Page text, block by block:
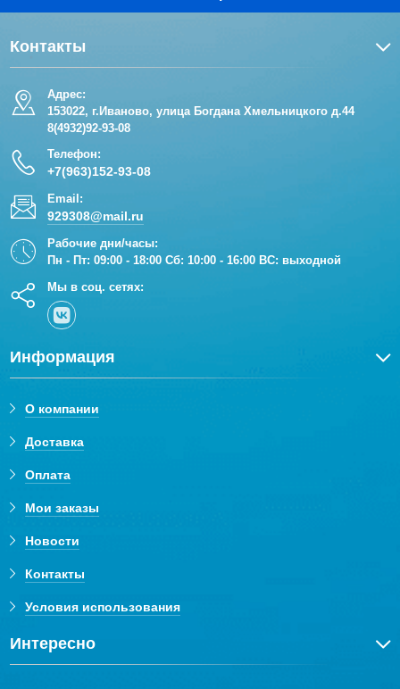
Контакты
Адрес:
153022, г.Иваново, улица Богдана Хмельницкого д.44
8(4932)92-93-08
Телефон:
+7(963)152-93-08
Email:
929308@mail.ru
Рабочие дни/часы:
Пн - Пт: 09:00 - 18:00 Сб: 10:00 - 16:00 ВС: выходной
Мы в соц. сетях:
Информация
О компании
Доставка
Оплата
Мои заказы
Новости
Контакты
Условия использования
Интересно